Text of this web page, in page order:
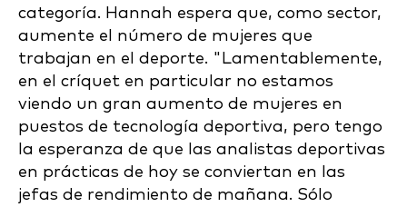
categoría. Hannah espera que, como sector,
aumente el número de mujeres que
trabajan en el deporte. "Lamentablemente,
en el críquet en particular no estamos
viendo un gran aumento de mujeres en
puestos de tecnología deportiva, pero tengo
la esperanza de que las analistas deportivas
en prácticas de hoy se conviertan en las
jefas de rendimiento de mañana. Sólo